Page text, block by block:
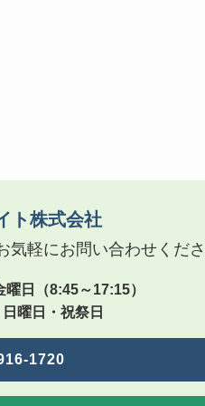
ト株式会社
気軽にお問い合わせくだ
日（8:45～17:15）
曜日・祝祭日
1720